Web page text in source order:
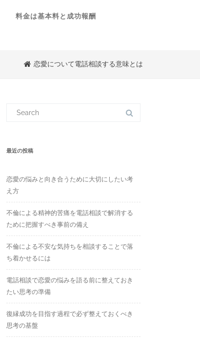
料金は基本料と成功報酬
恋愛について電話相談する意味とは
f
o
最近の投稿
恋愛の悩みと向き合うために大切にしたい考
え方
不倫による精神的苦痛を電話相談で解消する
ために把握すべき事前の備え
不倫による不安な気持ちを相談することで落
ち着かせるには
電話相談で恋愛の悩みを語る前に整えておき
たい思考の準備
復縁成功を目指す過程で必ず整えておくべき
思考の基盤